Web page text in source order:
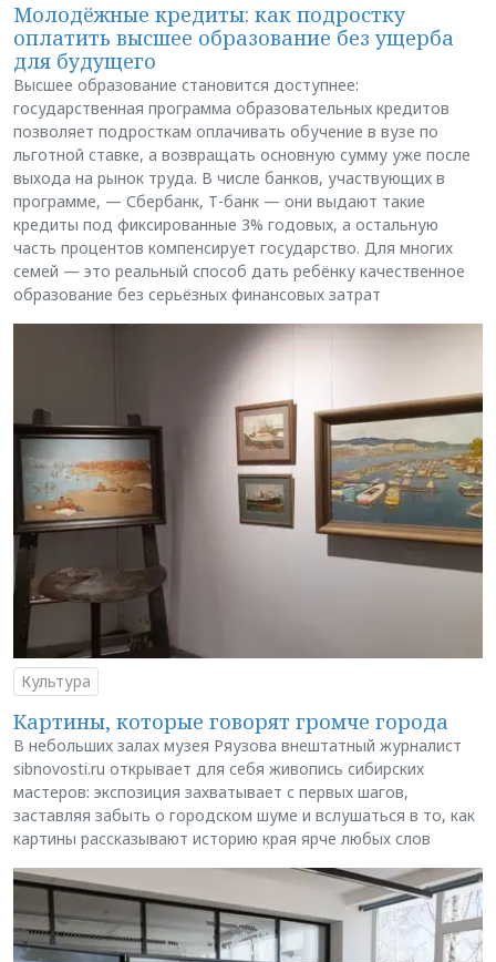
Молодёжные кредиты: как подростку
оплатить высшее образование без ущерба
для будущего
Высшее образование становится доступнее:
государственная программа образовательных кредитов
позволяет подросткам оплачивать обучение в вузе по
льготной ставке, а возвращать основную сумму уже после
выхода на рынок труда. В числе банков, участвующих в
программе, — Сбербанк, Т-банк — они выдают такие
кредиты под фиксированные 3% годовых, а остальную
часть процентов компенсирует государство. Для многих
семей — это реальный способ дать ребёнку качественное
образование без серьёзных финансовых затрат
Культура
Картины, которые говорят громче города
В небольших залах музея Ряузова внештатный журналист
sibnovosti.ru открывает для себя живопись сибирских
мастеров: экспозиция захватывает с первых шагов,
заставляя забыть о городском шуме и вслушаться в то, как
картины рассказывают историю края ярче любых слов